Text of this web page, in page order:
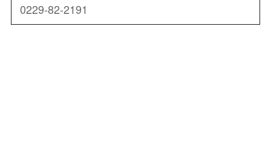
0229-82-2191